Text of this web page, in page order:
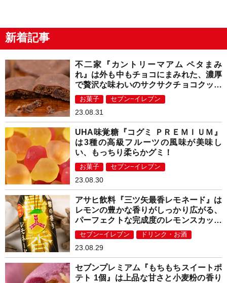
新着記事
不二家『カントリーマアム ペタまみ
れ』は外も中もチョコにまみれた、濃厚
で贅沢な味わいのサクサクチョコクッキ
ー！
お菓子 セブン−イレブン
23.08.31
UHA味覚糖『コグミ ＰＲＥＭＩＵＭ』
は3種の高級フルーツの風味が美味し
い、もっちり柔らかグミ！
お菓子 セブン−イレブン
23.08.30
アサヒ飲料『三ツ矢最香レモネード』は
レモンの豊かな香りがしっかり広がる、
パーフェクトな完成度のレモンスカッシ
ュ！
セブン−イレブン ドリンク・お酒
23.08.29
セブンプレミアム『もちもちスイートポ
テト 1個』は上品な甘さと小麦粉の香り